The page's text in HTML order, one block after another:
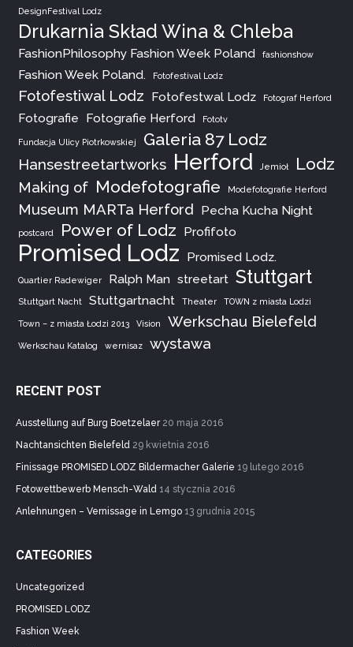
DesignFestival Lodz
Drukarnia Skład Wina & Chleba
FashionPhilosophy Fashion Week Poland fashionshow
Fashion Week Poland. Fotofestival Lodz
Fotofestiwal Lodz Fotofestwal Lodz Fotograf Herford
Fotografie Fotografie Herford Fototv
Fundacja Ulicy Piotrkowskiej Galeria 87 Lodz
Hansestreetartworks Herford Jemioł Lodz
Making of Modefotografie Modefotografie Herford
Museum MARTa Herford Pecha Kucha Night
postcard Power of Lodz Profifoto
Promised Lodz Promised Lodz.
Quartier Radewiger Ralph Man streetart Stuttgart
Stuttgart Nacht Stuttgartnacht Theater TOWN z miasta Lodzi
Town – z miasta Łodzi 2013 Vision Werkschau Bielefeld
Werkschau Katalog wernisaz wystawa
RECENT POST
Ausstellung auf Burg Boetzelaer 20 maja 2016
Nachtansichten Bielefeld 29 kwietnia 2016
Finissage PROMISED LODZ Bildermacher Galerie 19 lutego 2016
Fotowettbewerb Mensch-Wald 14 stycznia 2016
Anlehnungen – Vernissage in Lemgo 13 grudnia 2015
CATEGORIES
Uncategorized
PROMISED LODZ
Fashion Week